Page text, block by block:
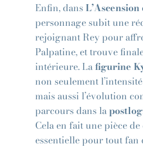
Enfin, dans
personnage subit une
rejoignant Rey pour
Palpatine, et trouve
intérieure. Lafigurine
non seulement
mais aussi l’évolution
parcours dans la
Cela en fait une pièce
essentielle pour tout fan